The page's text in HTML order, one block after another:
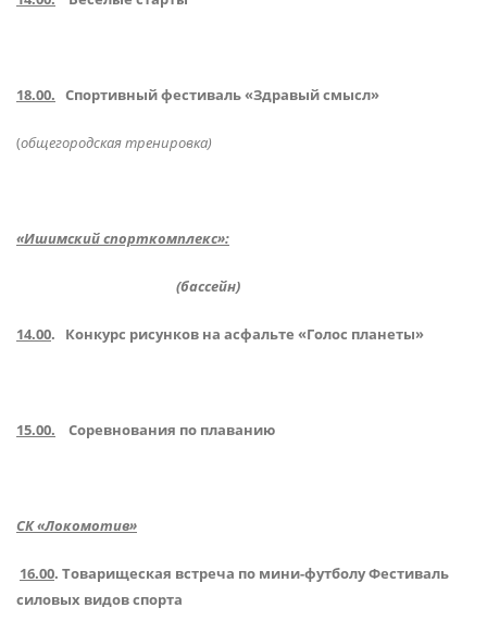
18.00. Спортивный фестиваль «Здравый смысл»
(общегородская тренировка)
«Ишимский спорткомплекс»:
(бассейн)
14.00. Конкурс рисунков на асфальте «Голос планеты»
15.00. Соревнования по плаванию
СК «Локомотив»
16.00. Товарищеская встреча по мини-футболу Фестиваль
силовых видов спорта